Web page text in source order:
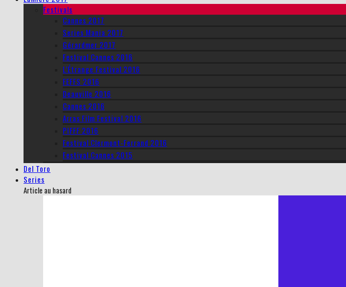
Festivals
Cannes 2017
Series Mania 2017
Gérardmer 2017
Festival Cannes 2016
L’Étrange Festival 2016
FEFFS 2016
Deauville 2016
Cannes 2016
Arras Film Festival 2016
PIFFF 2016
Festival Clermont-Ferrand 2016
Festival Cannes 2015
Del Toro
Series
Article au hasard